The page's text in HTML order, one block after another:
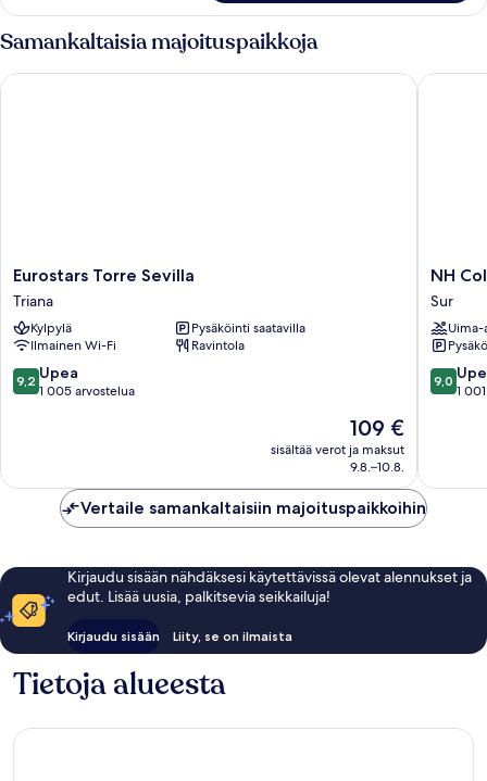
Samankaltaisia majoituspaikkoja
Eurostars
Torre
Sevilla
Triana
Eurostars Torre Sevilla
Triana
Kylpylä
Pysäköinti saatavilla
Ilmainen Wi-Fi
Ravintola
9.2
kautta
9,2 Upea
1 005 arvostelua
Hinta
on
109 €
109 €
sisältää verot ja maksut
9.8.–10.8.
Eurostars Torre Sevilla
NH
Sevilla
Sur
NH
Sur
Uima-
9.0
kautta
9,0
1
NH
Vertaile samankaltaisiin majoituspaikkoihin
Kirjaudu sisään nähdäksesi käytettävissä olevat alennukset ja
edut. Lisää uusia, palkitsevia seikkailuja!
Kirjaudu sisään Liity, se on ilmaista
Tietoja alueesta